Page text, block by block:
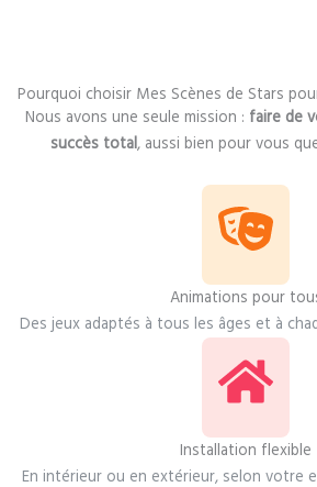
Pourquoi choisir Mes Scènes de Stars
Nous avons une seule mission : faire de
succès total, aussi bien pour vous
Animations pour
Des jeux adaptés à tous les âges et à
Installation flexible
En intérieur ou en extérieur, selon votre